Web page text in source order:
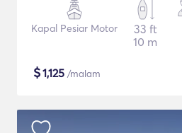
Kapal Pesiar Motor
33 ft
10 m
$1,125 /malam